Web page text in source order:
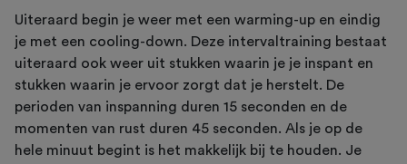
Uiteraard begin je weer met een warming-up en eindig
je met een cooling-down. Deze intervaltraining bestaat
uiteraard ook weer uit stukken waarin je je inspant en
stukken waarin je ervoor zorgt dat je herstelt. De
perioden van inspanning duren 15 seconden en de
momenten van rust duren 45 seconden. Als je op de
hele minuut begint is het makkelijk bij te houden. Je